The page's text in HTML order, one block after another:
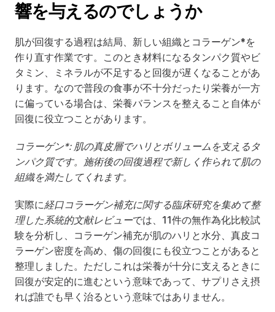
響を与えるのでしょうか
肌が回復する過程は結局、新しい組織とコラーゲン*を
作り直す作業です。このとき材料になるタンパク質やビ
タミン、ミネラルが不足すると回復が遅くなることがあ
ります。なので普段の食事が不十分だったり栄養が一方
に偏っている場合は、栄養バランスを整えること自体が
回復に役立つことがあります。
コラーゲン*: 肌の真皮層でハリとボリュームを支えるタ
ンパク質です。施術後の回復過程で新しく作られて肌の
組織を満たしてくれます。
実際に経口コラーゲン補充に関する臨床研究を集めて整
理した系統的文献レビューでは、11件の無作為化比較試
験を分析し、コラーゲン補充が肌のハリと水分、真皮コ
ラーゲン密度を高め、傷の回復にも役立つことがあると
整理しました。ただしこれは栄養が十分に支えるときに
回復が安定的に進むという意味であって、サプリさえ摂
れば誰でも早く治るという意味ではありません。